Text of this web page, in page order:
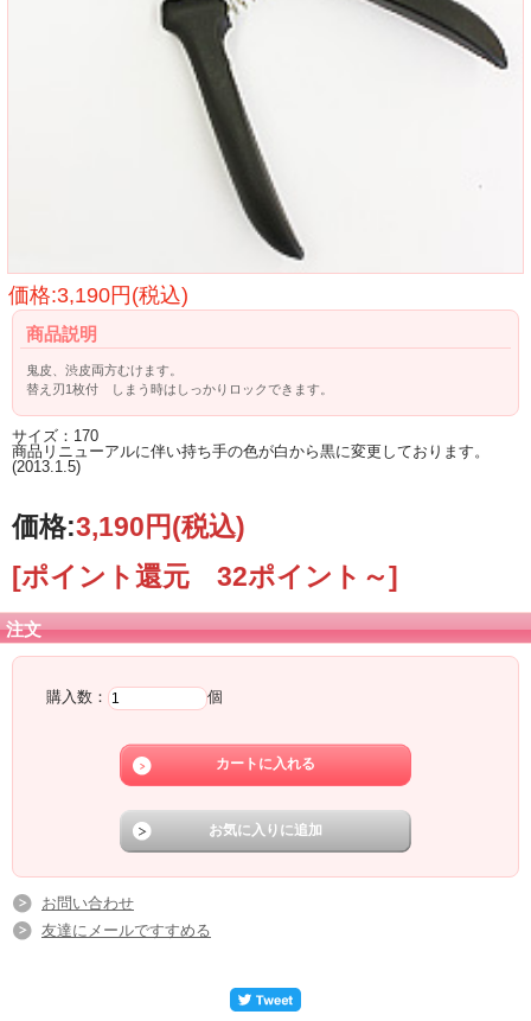
価格:3,190円(税込)
商品説明
鬼皮、渋皮両方むけます。
替え刃1枚付 しまう時はしっかりロックできます。
サイズ：170
商品リニューアルに伴い持ち手の色が白から黒に変更しております。
(2013.1.5)
価格:3,190円(税込)
[ポイント還元 32ポイント～]
注文
購入数： 個
お問い合わせ
友達にメールですすめる